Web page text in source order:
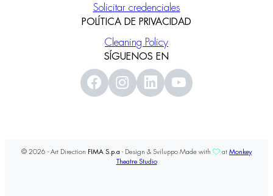
Solicitar credenciales
POLÍTICA DE PRIVACIDAD
Cleaning Policy
SÍGUENOS EN
© 2026 - Art Direction FIMA S.p.a - Design & Sviluppo Made with at Monkey
Theatre Studio